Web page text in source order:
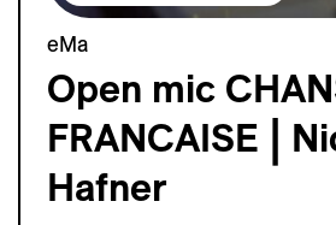
eMa
Open mic
FRANCAISE |
Hafner